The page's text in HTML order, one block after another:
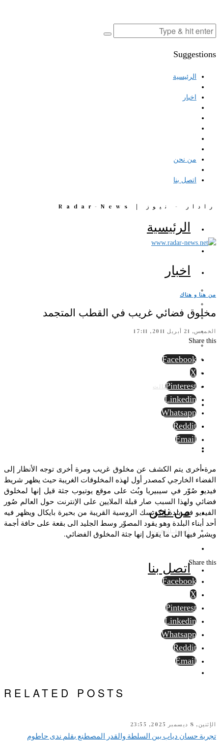
Suggestions
الرئيسية
اخبار
من نحن
اتصل بنا
رادار - نيوز | Radar-News
الرئيسية
اخبار
الرأي الثالث
من نحن
أسرة التحرير
اتصل بنا
من هنا و هناك
مخلوق فضائي غريب في القطب المتجمد
الخميس, 21 أبريل 2011, 17:11
Share this
Facebook
X
Pinterest
Linkedin
Whatsapp
Reddit
Email
مرة أخرى يتم الكشف عن مخلوق غريب ومرة أخرى توجه الأنظار إلى
الفضاء الخارجي كمصدر أول لهذه المخلوقات الغريبة حيث يظهر شريط
فيديو صُوّر في سيبيريا وبُث على موقع يوتيوب جثة قيل إنها لمخلوق
فضائي ولهذا السبب صار قبلة الملايين على الإنترنت حول العالم صُور
الفيديو في بلدة إيكوتسك الروسية القريبة من بحيرة بايكال ويظهر فيه
أحد أبناء البلدة وهو يقود المصوّر وسط الجليد الى بقعة على حافة أجمة
ويشير فيها الى ما يقول إنها جثة المخلوق الفضائي.
Share this
Facebook
X
Pinterest
Linkedin
Whatsapp
Reddit
Email
RELATED POSTS
الإثنين, 8 ديسمبر 2025, 23:55
تجربة حسان دياب بين السلطة والقدر المصطنع بقلم ندى حاطوم